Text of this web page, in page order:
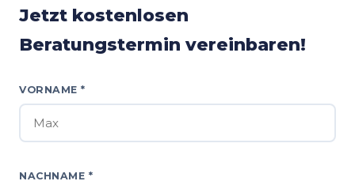
Jetzt kostenlosen
Beratungstermin vereinbaren!
VORNAME *
NACHNAME *